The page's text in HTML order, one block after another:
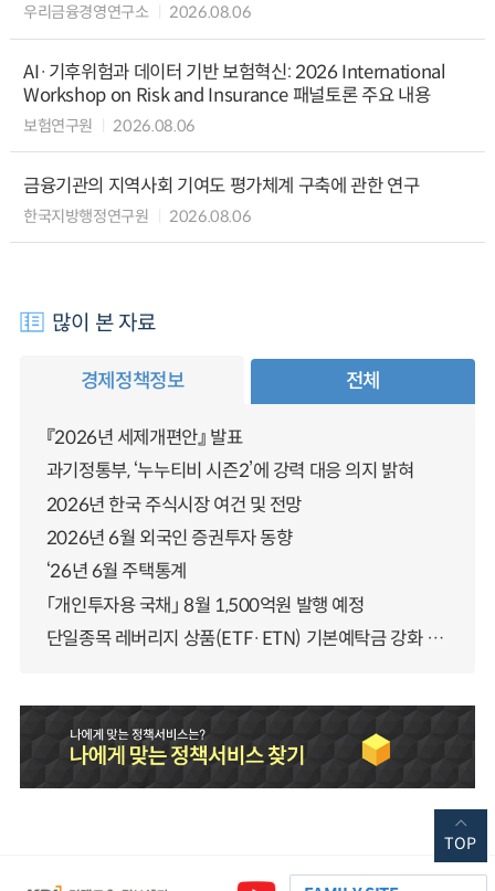
우리금융경영연구소 2026.08.06
AI·기후위험과 데이터 기반 보험혁신: 2026 International
Workshop on Risk and Insurance 패널토론 주요 내용
보험연구원 2026.08.06
금융기관의 지역사회 기여도 평가체계 구축에 관한 연구
한국지방행정연구원 2026.08.06
많이 본 자료
경제정책정보 전체
『2026년 세제개편안』 발표
과기정통부, ‘누누티비 시즌2’에 강력 대응 의지 밝혀
2026년 한국 주식시장 여건 및 전망
2026년 6월 외국인 증권투자 동향
‘26년 6월 주택통계
「개인투자용 국채」 8월 1,500억원 발행 예정
단일종목 레버리지 상품(ETF·ETN) 기본예탁금 강화 조기시행 방안 안내
TOP